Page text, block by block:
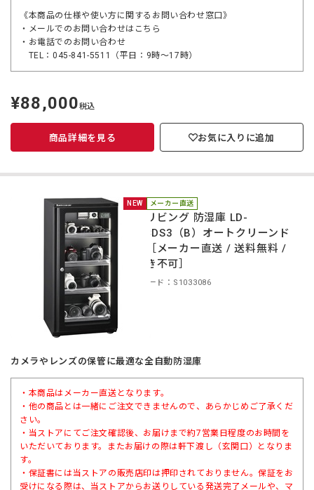
《本商品の仕様や使い方に関するお問い合わせ窓口》
・メールでのお問い合わせは こちら
・お電話でのお問い合わせ
TEL：045-841-5511（平日：9時～17時）
定
価
¥88,000税込
商品詳細を見る お気に入りに追加
NEW メーカー直送
東洋リビング 防湿庫 LD-
120CDS3（B）オートクリーンド
ライ［メーカー直送 / 送料無料 /
代引き不可］
商品コード：S1033086
カメラやレンズの保管に最適な全自動防湿庫
・本商品はメーカー直送となります。
・他の商品とは一緒にご注文できませんので、あらかじめご了承くだ
さい。
・当ストアにてご注文確認後、お届けまで約7営業日程度のお時間を
いただいております。またお届けの際は軒下渡し（玄関口）となりま
す。
・保証書には当ストアの販売店印は押印されておりません。保証をお
受けになる際は、当ストアからお送りしている発送完了メールや、マ